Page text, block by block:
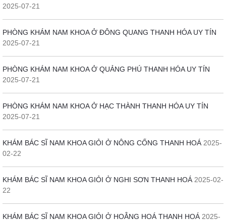
2025-07-21
PHÒNG KHÁM NAM KHOA Ở ĐÔNG QUANG THANH HÓA UY TÍN
2025-07-21
PHÒNG KHÁM NAM KHOA Ở QUẢNG PHÚ THANH HÓA UY TÍN
2025-07-21
PHÒNG KHÁM NAM KHOA Ở HẠC THÀNH THANH HÓA UY TÍN
2025-07-21
KHÁM BÁC SĨ NAM KHOA GIỎI Ở NÔNG CỐNG THANH HOÁ 2025-
02-22
KHÁM BÁC SĨ NAM KHOA GIỎI Ở NGHI SƠN THANH HOÁ 2025-02-
22
KHÁM BÁC SĨ NAM KHOA GIỎI Ở HOẰNG HOÁ THANH HOÁ 2025-